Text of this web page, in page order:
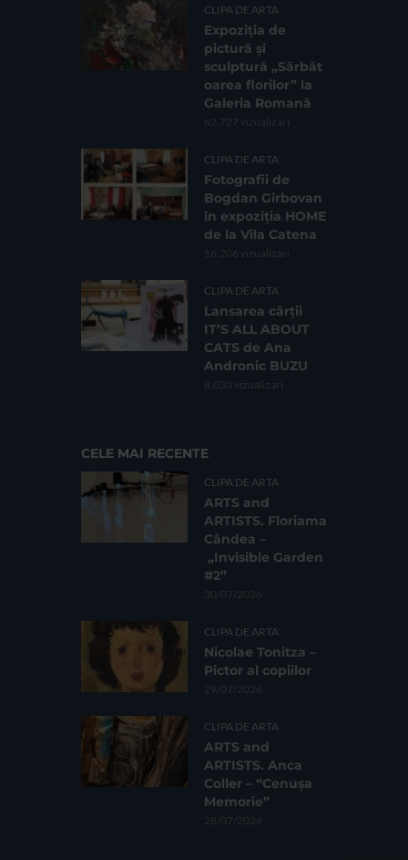
CLIPA DE ARTA
Expoziția de
pictură și
sculptură „Sărbăt
oarea florilor” la
Galeria Romană
62.727 vizualizari
CLIPA DE ARTA
Fotografii de
Bogdan Gîrbovan
în expoziția HOME
de la Vila Catena
16.206 vizualizari
CLIPA DE ARTA
Lansarea cărții
IT’S ALL ABOUT
CATS de Ana
Andronic BUZU
8.030 vizualizari
CELE MAI RECENTE
CLIPA DE ARTA
ARTS and
ARTISTS. Floriama
Cândea –
„Invisible Garden
#2”
30/07/2026
CLIPA DE ARTA
Nicolae Tonitza –
Pictor al copiilor
29/07/2026
CLIPA DE ARTA
ARTS and
ARTISTS. Anca
Coller – “Cenușa
Memorie”
28/07/2026